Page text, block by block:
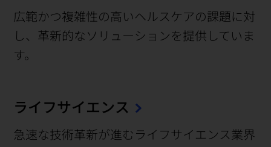
広範かつ複雑性の高いヘルスケアの課題に対
し、革新的なソリューションを提供していま
す。
ライフサイエンス
急速な技術革新が進むライフサイエンス業界